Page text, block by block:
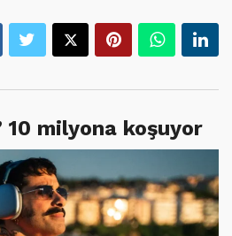
10 milyona koşuyor